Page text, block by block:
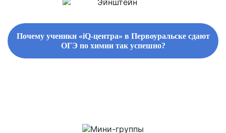
Почему ученики «iQ-центра» в Первоуральске сдают
ОГЭ по химии так успешно?